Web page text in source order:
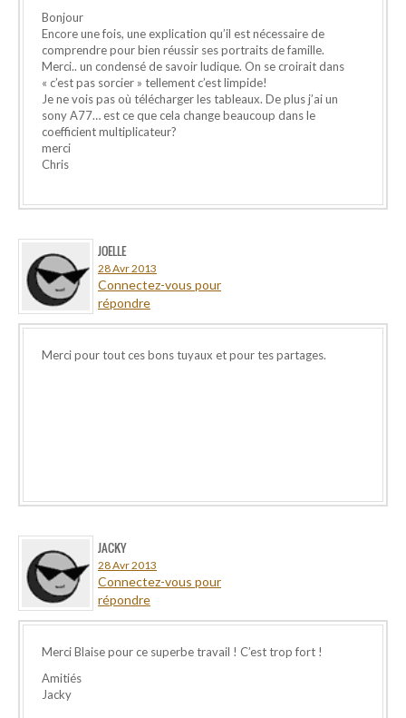
Bonjour
Encore une fois, une explication qu’il est nécessaire de
comprendre pour bien réussir ses portraits de famille.
Merci.. un condensé de savoir ludique. On se croirait dans
« c’est pas sorcier » tellement c’est limpide!
Je ne vois pas où télécharger les tableaux. De plus j’ai un
sony A77… est ce que cela change beaucoup dans le
coefficient multiplicateur?
merci
Chris
JOELLE
28 Avr 2013
Connectez-vous pour
répondre
Merci pour tout ces bons tuyaux et pour tes partages.
JACKY
28 Avr 2013
Connectez-vous pour
répondre
Merci Blaise pour ce superbe travail ! C’est trop fort !
Amitiés
Jacky